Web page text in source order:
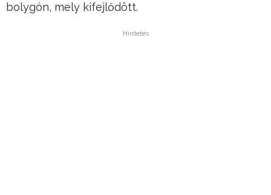
bolygón, mely kifejlődött.
Hirdetés